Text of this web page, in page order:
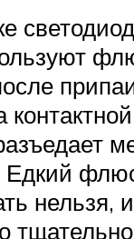
Едкий
нельзя,